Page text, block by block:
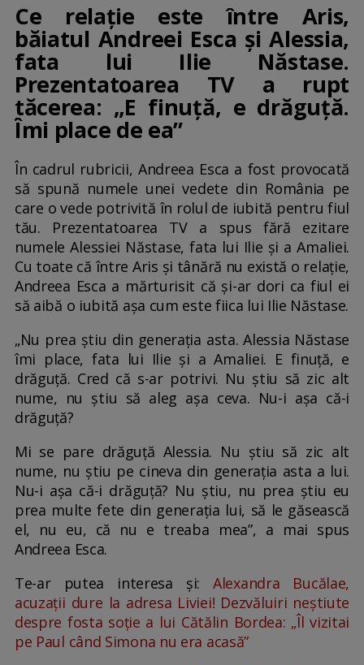
Ce relație este între Aris,
băiatul Andreei Esca și Alessia,
fata lui Ilie Năstase.
Prezentatoarea TV a rupt
tăcerea: „E finuță, e drăguță.
Îmi place de ea”
În cadrul rubricii, Andreea Esca a fost provocată
să spună numele unei vedete din România pe
care o vede potrivită în rolul de iubită pentru fiul
tău. Prezentatoarea TV a spus fără ezitare
numele Alessiei Năstase, fata lui Ilie și a Amaliei.
Cu toate că între Aris și tânără nu există o relație,
Andreea Esca a mărturisit că și-ar dori ca fiul ei
să aibă o iubită așa cum este fiica lui Ilie Năstase.
„Nu prea știu din generația asta. Alessia Năstase
îmi place, fata lui Ilie și a Amaliei. E finuță, e
drăguță. Cred că s-ar potrivi. Nu știu să zic alt
nume, nu știu să aleg așa ceva. Nu-i așa că-i
drăguță?
Mi se pare drăguță Alessia. Nu știu să zic alt
nume, nu știu pe cineva din generația asta a lui.
Nu-i așa că-i drăguță? Nu știu, nu prea știu eu
prea multe fete din generația lui, să le găsească
el, nu eu, că nu e treaba mea”, a mai spus
Andreea Esca.
Te-ar putea interesa și:Alexandra Bucălae,
acuzații dure la adresa Liviei! Dezvăluiri neștiute
despre fosta soție a lui Cătălin Bordea: „Îl vizitai
pe Paul când Simona nu era acasă”